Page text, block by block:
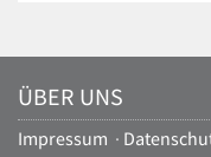
Größe…
ÜBER UNS
Impressum ·